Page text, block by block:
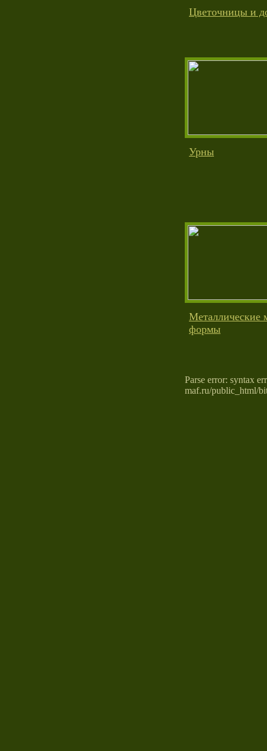
Цветочницы и
Урны
Металлические
формы
Parse error: syntax
maf.ru/public_html/